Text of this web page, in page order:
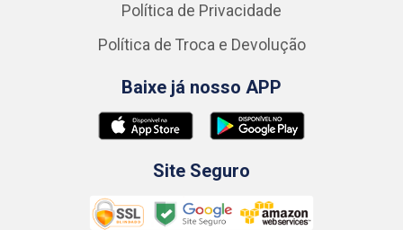
Política de Privacidade
Política de Troca e Devolução
Baixe já nosso APP
Site Seguro